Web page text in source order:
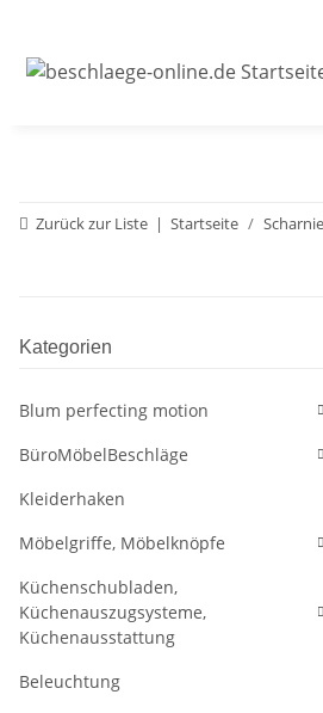
Zurück zur Liste Startseite
Kategorien
Blum perfecting motion
BüroMöbelBeschläge
Kleiderhaken
Möbelgriffe, Möbelknöpfe
Küchenschubladen,
Küchenauszugsysteme,
Küchenausstattung
Beleuchtung